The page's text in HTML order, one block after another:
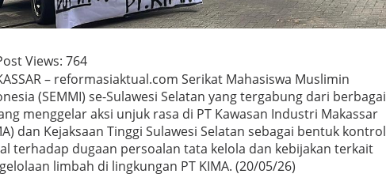
Views: 764
– reformasiaktual.com Serikat Mahasiswa Muslimin
(SEMMI) se-Sulawesi Selatan yang tergabung dari berbagai
menggelar aksi unjuk rasa di PT Kawasan Industri Makassar
dan Kejaksaan Tinggi Sulawesi Selatan sebagai bentuk kontrol
terhadap dugaan persoalan tata kelola dan kebijakan terkait
limbah di lingkungan PT KIMA. (20/05/26)